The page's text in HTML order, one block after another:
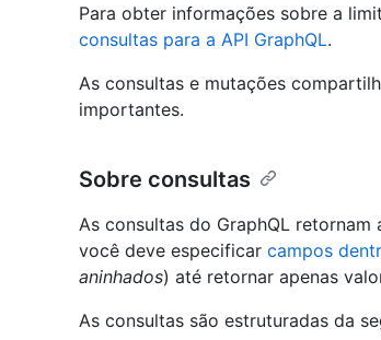
Para obter informações sobre a
consultas para a API GraphQL.
As consultas e mutações
importantes.
Sobre consultas
As consultas do GraphQL
você deve especificar campos
aninhados) até retornar apenas
As consultas são estruturadas da